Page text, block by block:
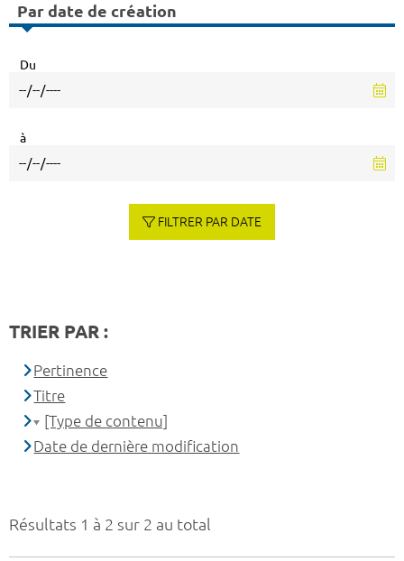
Résultats 1 à 2 sur 2 au total
Par date de création
Du
à
FILTRER PAR DATE
TRIER PAR :
Pertinence
Titre
[Type de contenu]
Date de dernière modification